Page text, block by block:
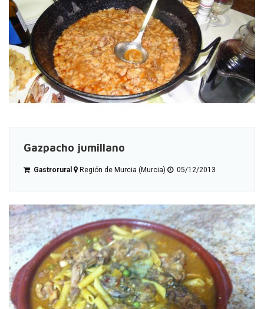
Gazpacho jumillano
Gastrorural Región de Murcia (Murcia) 05/12/2013